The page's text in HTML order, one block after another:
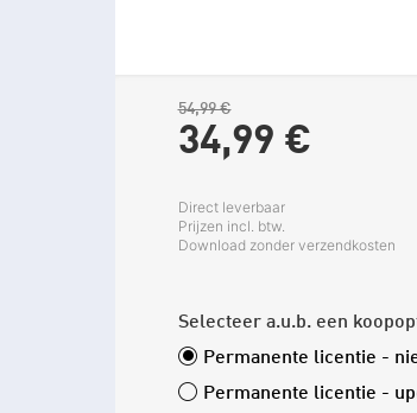
54,99 €
34,99 €
Direct leverbaar
Prijzen incl. btw.
Download zonder verzendkosten
Selecteer a.u.b. een
Permanente licentie -
Permanente licentie -